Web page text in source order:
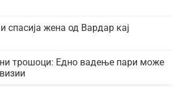
спасија жена од Вардар кај
трошоци: Едно вадење пари може